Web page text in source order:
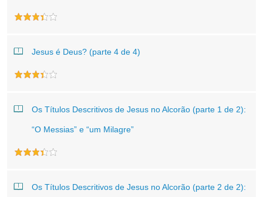
Jesus é Deus? (parte 4 de 4)
Os Títulos Descritivos de Jesus no Alcorão (parte 1 de 2):
“O Messias” e “um Milagre”
Os Títulos Descritivos de Jesus no Alcorão (parte 2 de 2):